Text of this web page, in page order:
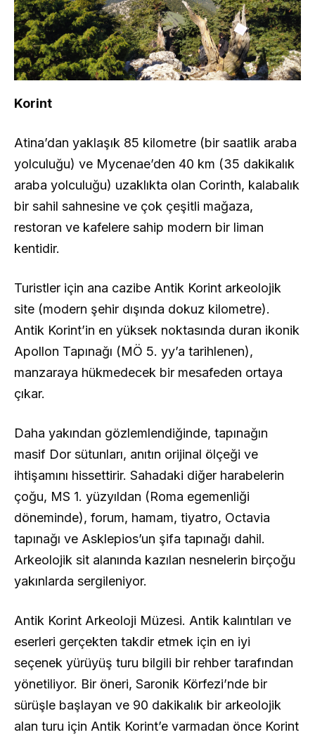
Korint
Atina’dan yaklaşık 85 kilometre (bir saatlik araba
yolculuğu) ve Mycenae’den 40 km (35 dakikalık
araba yolculuğu) uzaklıkta olan Corinth, kalabalık
bir sahil sahnesine ve çok çeşitli mağaza,
restoran ve kafelere sahip modern bir liman
kentidir.
Turistler için ana cazibe Antik Korint arkeolojik
site (modern şehir dışında dokuz kilometre).
Antik Korint’in en yüksek noktasında duran ikonik
Apollon Tapınağı (MÖ 5. yy’a tarihlenen),
manzaraya hükmedecek bir mesafeden ortaya
çıkar.
Daha yakından gözlemlendiğinde, tapınağın
masif Dor sütunları, anıtın orijinal ölçeği ve
ihtişamını hissettirir. Sahadaki diğer harabelerin
çoğu, MS 1. yüzyıldan (Roma egemenliği
döneminde), forum, hamam, tiyatro, Octavia
tapınağı ve Asklepios’un şifa tapınağı dahil.
Arkeolojik sit alanında kazılan nesnelerin birçoğu
yakınlarda sergileniyor.
Antik Korint Arkeoloji Müzesi. Antik kalıntıları ve
eserleri gerçekten takdir etmek için en iyi
seçenek yürüyüş turu bilgili bir rehber tarafından
yönetiliyor. Bir öneri, Saronik Körfezi’nde bir
sürüşle başlayan ve 90 dakikalık bir arkeolojik
alan turu için Antik Korint’e varmadan önce Korint